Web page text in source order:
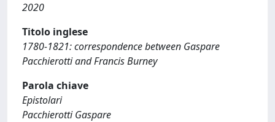
2020
Titolo inglese
1780-1821: correspondence between Gaspare
Pacchierotti and Francis Burney
Parola chiave
Epistolari
Pacchierotti Gaspare